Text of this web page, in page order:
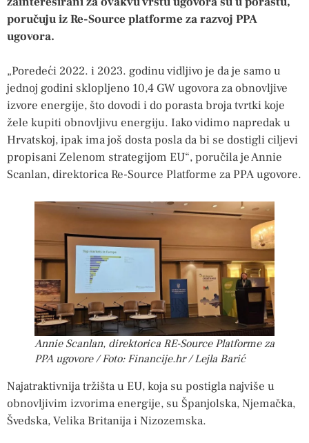
poručuju iz Re-Source platforme za razvoj PPA
ugovora.
„Poredeći 2022. i 2023. godinu vidljivo je da je samo u
jednoj godini sklopljeno 10,4 GW ugovora za obnovljive
izvore energije, što dovodi i do porasta broja tvrtki koje
žele kupiti obnovljivu energiju. Iako vidimo napredak u
Hrvatskoj, ipak ima još dosta posla da bi se dostigli ciljevi
propisani Zelenom strategijom EU“, poručila je Annie
Scanlan, direktorica Re-Source Platforme za PPA ugovore.
Annie Scanlan, direktorica RE-Source Platforme za
PPA ugovore / Foto: Financije.hr / Lejla Barić
Najatraktivnija tržišta u EU, koja su postigla najviše u
obnovljivim izvorima energije, su Španjolska, Njemačka,
Švedska, Velika Britanija i Nizozemska.